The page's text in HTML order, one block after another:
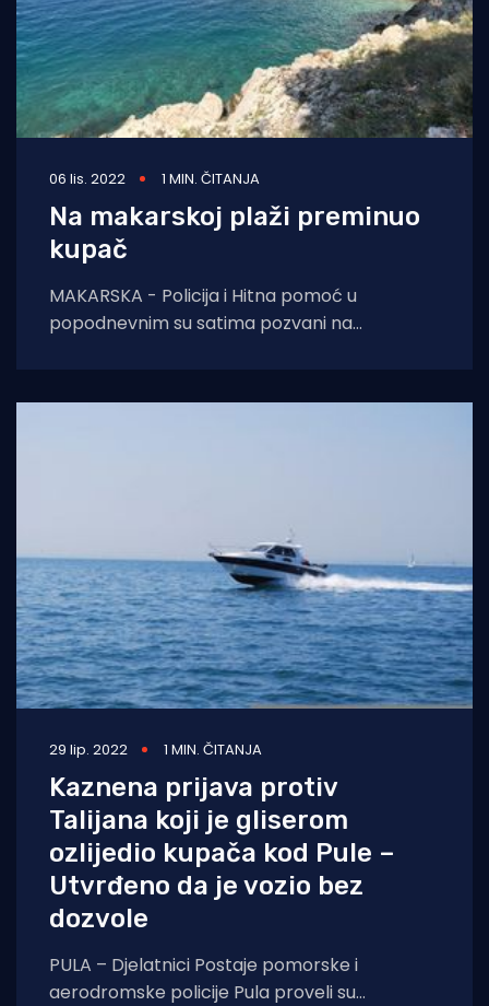
06 lis. 2022 1 MIN. ČITANJA
Na makarskoj plaži preminuo
kupač
MAKARSKA - Policija i Hitna pomoć u
popodnevnim su satima pozvani na
29 lip. 2022 1 MIN. ČITANJA
Kaznena prijava protiv
Talijana koji je gliserom
ozlijedio kupača kod Pule –
Utvrđeno da je vozio bez
dozvole
PULA – Djelatnici Postaje pomorske i
aerodromske policije Pula proveli su